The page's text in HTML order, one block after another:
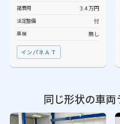
諸費用 3.4 万円
法定整備 付
車検 無し
インパネＡＴ
同じ形状の車